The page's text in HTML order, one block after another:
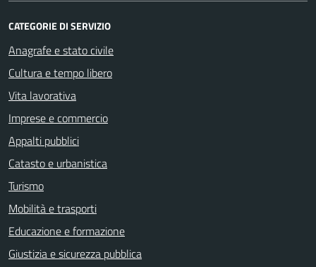
CATEGORIE DI SERVIZIO
Anagrafe e stato civile
Cultura e tempo libero
Vita lavorativa
Imprese e commercio
Appalti pubblici
Catasto e urbanistica
Turismo
Mobilità e trasporti
Educazione e formazione
Giustizia e sicurezza pubblica